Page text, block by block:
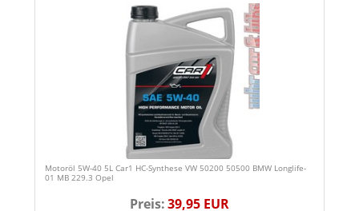
Motoröl 5W-40 5L Car1 HC-Synthese VW 50200 50500 BMW Longlife-
01 MB 229.3 Opel
Preis:39,95 EUR